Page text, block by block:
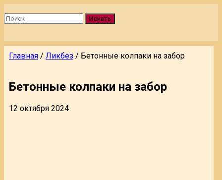
Искать
Главная / Ликбез / Бетонные колпаки на забор
Бетонные колпаки на забор
12 октября 2024